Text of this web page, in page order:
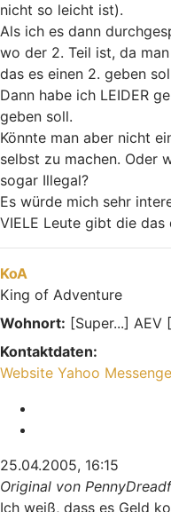
nicht so leicht ist).
Als ich es dann
wo der 2. Teil ist, da
das es einen 2. geben
Dann habe ich LEIDER
geben soll.
Könnte man aber nicht
selbst zu machen. Oder
sogar Illegal?
Es würde mich sehr
VIELE Leute gibt die das
Nach oben
KoA
King of Adventure
Wohnort: [Super...] AEV
Kontaktdaten:
Kontaktdaten von KoA
Website Yahoo
25.04.2005, 16:15
Original von
Ich weiß, dass es Geld